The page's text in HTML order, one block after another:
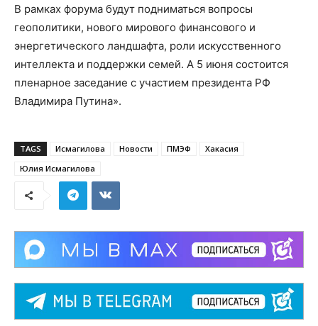
В рамках форума будут подниматься вопросы
геополитики, нового мирового финансового и
энергетического ландшафта, роли искусственного
интеллекта и поддержки семей. А 5 июня состоится
пленарное заседание с участием президента РФ
Владимира Путина».
TAGS Исмагилова Новости ПМЭФ
Хакасия
Юлия Исмагилова